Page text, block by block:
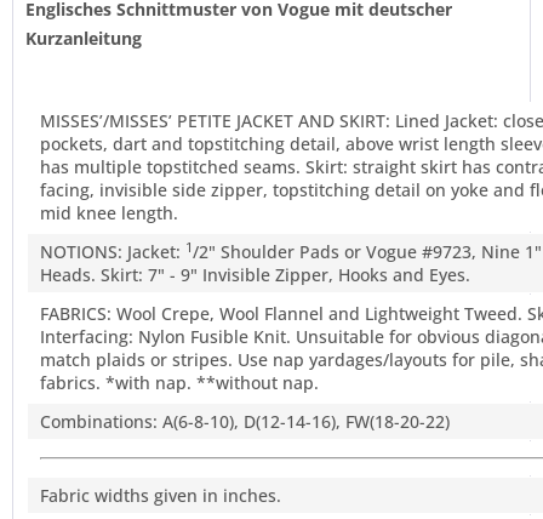
Englisches Schnittmuster von Vogue mit deutscher
Kurzanleitung
MISSES’/MISSES’ PETITE JACKET AND SKIRT: Lined Jacket:
pockets, dart and topstitching detail, above wrist length
has multiple topstitched seams. Skirt: straight skirt has
facing, invisible side zipper, topstitching detail on yoke and
mid knee length.
NOTIONS: Jacket: 1/2" Shoulder Pads or Vogue #9723, Nine
Heads. Skirt: 7" - 9" Invisible Zipper, Hooks and Eyes.
FABRICS: Wool Crepe, Wool Flannel and Lightweight Tweed.
Interfacing: Nylon Fusible Knit. Unsuitable for obvious
match plaids or stripes. Use nap yardages/layouts for pile,
fabrics. *with nap. **without nap.
Combinations: A(6-8-10), D(12-14-16), FW(18-20-22)
Fabric widths given in inches.